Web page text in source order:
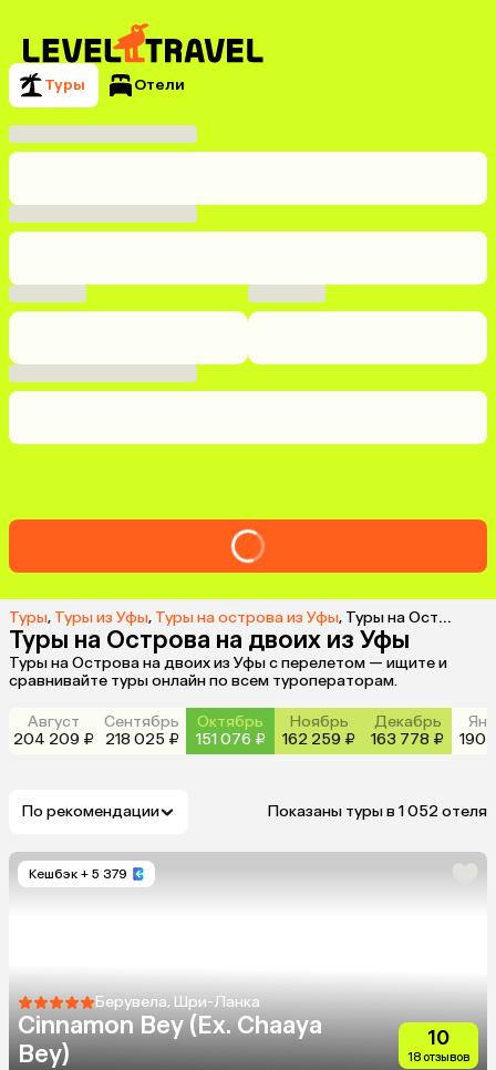
Туры Отели
Туры, Туры из Уфы, Туры на острова из Уфы, Туры на Острова на двоих из Уфы
Туры на Острова на двоих из Уфы
Туры на Острова на двоих из Уфы с перелетом — ищите и
сравнивайте туры онлайн по всем туроператорам.
Август
204 209 ₽
Сентябрь
218 025 ₽
Октябрь
151 076 ₽
Ноябрь
162 259 ₽
Декабрь
163 778 ₽
190
По рекомендации Показаны туры в 1 052 отеля
Кешбэк + 5 379
Берувела, Шри-Ланка
Cinnamon Bey (Ex. Chaaya
Bey)
10
18 отзывов